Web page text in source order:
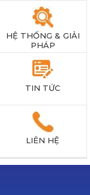
HỆ THỐNG & GIẢI
PHÁP
TIN TỨC
LIÊN HỆ